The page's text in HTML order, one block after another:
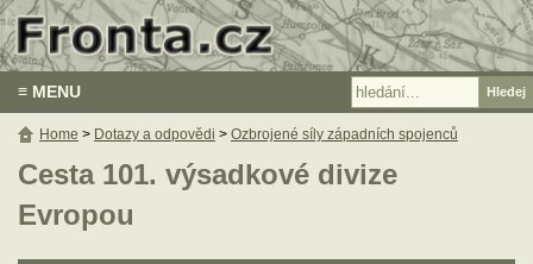
≡ MENU
Cesta 101. výsadkové divize
Evropou
Home > Dotazy a odpovědi > Ozbrojené síly západních spojenců